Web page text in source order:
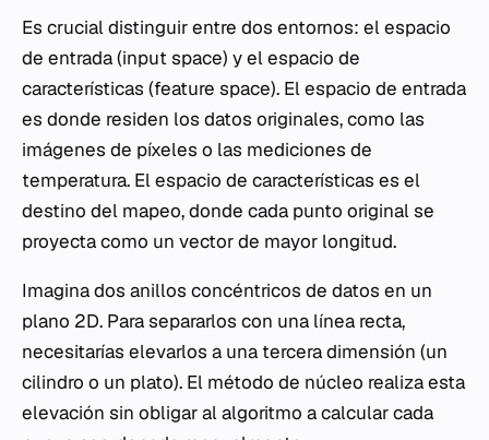
Es crucial distinguir entre dos entornos: el espacio
de entrada (input space) y el espacio de
características (feature space). El espacio de entrada
es donde residen los datos originales, como las
imágenes de píxeles o las mediciones de
temperatura. El espacio de características es el
destino del mapeo, donde cada punto original se
proyecta como un vector de mayor longitud.
Imagina dos anillos concéntricos de datos en un
plano 2D. Para separarlos con una línea recta,
necesitarías elevarlos a una tercera dimensión (un
cilindro o un plato). El método de núcleo realiza esta
elevación sin obligar al algoritmo a calcular cada